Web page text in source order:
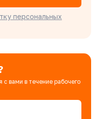
персональных
вами в течение рабочего